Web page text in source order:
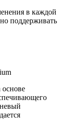
в каждой
поддерживать